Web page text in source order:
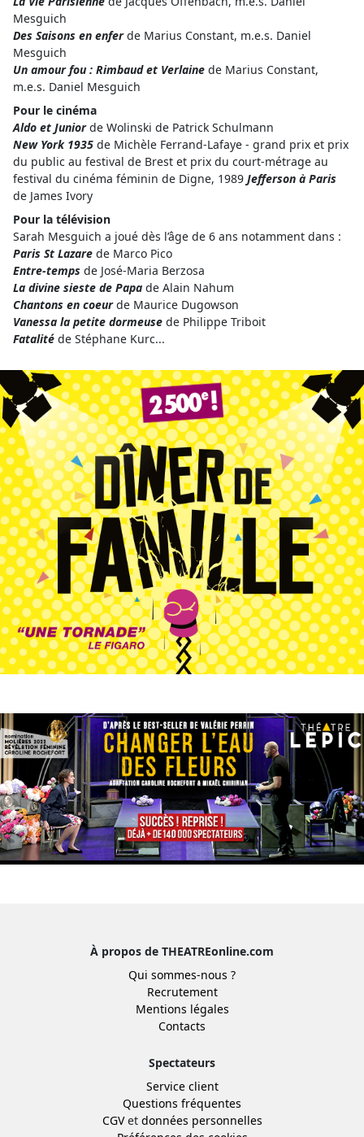
Mesguich
Des Saisons en enferde Marius Constant, m.e.s. Daniel
Mesguich
Un amour fou : Rimbaud et Verlaine de Marius Constant,
m.e.s. Daniel Mesguich
Pour le cinéma
Aldo et Juniorde Wolinski de Patrick Schulmann
New York 1935 de Michèle Ferrand-Lafaye - grand prix et prix
du public au festival de Brest et prix du court-métrage au
festival du cinéma féminin de Digne, 1989 Jefferson à Paris
de James Ivory
Pour la télévision
Sarah Mesguich a joué dès l’âge de 6 ans notamment dans :
Paris St Lazare de Marco Pico
Entre-temps de José-Maria Berzosa
La divine sieste de Papa de Alain Nahum
Chantons en coeurde Maurice Dugowson
Vanessa la petite dormeuse de Philippe Triboit
Fatalité de Stéphane Kurc...
À propos de THEATREonline.com
Qui sommes-nous ?
Recrutement
Mentions légales
Contacts
Spectateurs
Service client
Questions fréquentes
CGVet données personnelles